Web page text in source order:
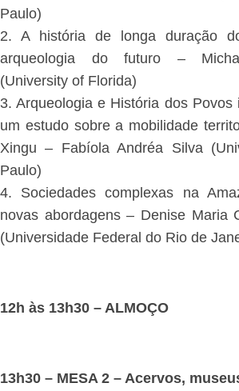
Paulo)
2. A história de longa duração
arqueologia do futuro –
(University of Florida)
3. Arqueologia e História dos Povos
um estudo sobre a mobilidade
Xingu – Fabíola Andréa Silva
Paulo)
4. Sociedades complexas na
novas abordagens – Denise Maria
(Universidade Federal do Rio de
12h às 13h30 – ALMOÇO
13h30 – MESA 2 – Acervos,